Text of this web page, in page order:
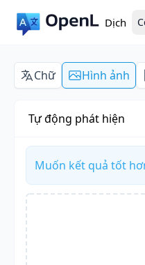
Dịch
Chữ Hình ảnh
Tự động phát hiện
Muốn kết quả tốt